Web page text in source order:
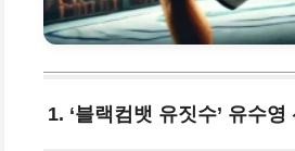
1. ‘블랙컴뱃 유짓수’ 유수영